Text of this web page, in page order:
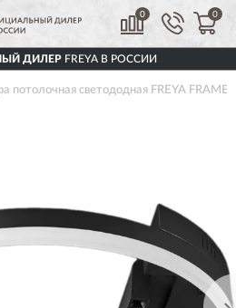
0 0
ДИЛЕРFREYA В РОССИИ
потолочная светододная FREYA FRAME